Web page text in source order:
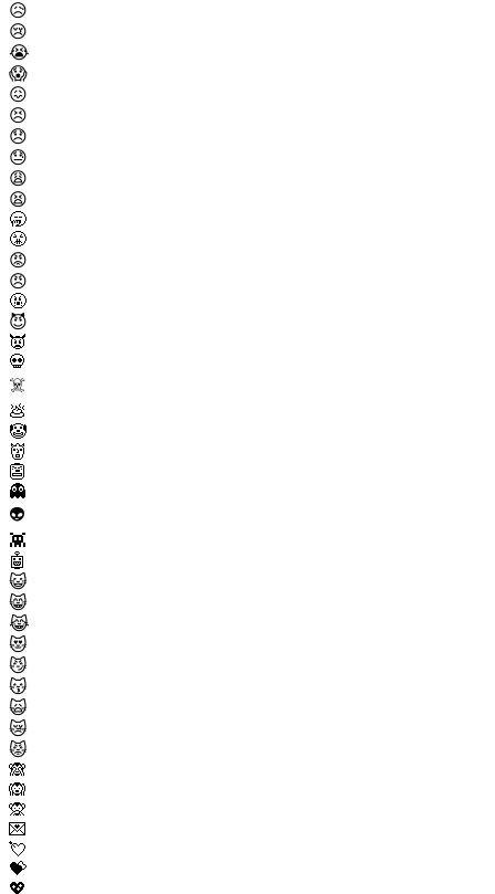
😥
😢
😭
😱
😖
😣
😞
😓
😩
😫
🥱
😤
😡
😠
🤬
😈
👿
💀
☠️
💩
🤡
👹
👺
👻
👽
👾
🤖
😺
😸
😹
😻
😼
😽
🙀
😿
😾
🙈
🙉
🙊
💌
💘
💝
💖